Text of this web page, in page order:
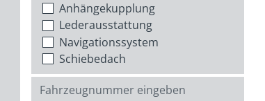
Anhängekupplung
Lederausstattung
Navigationssystem
Schiebedach